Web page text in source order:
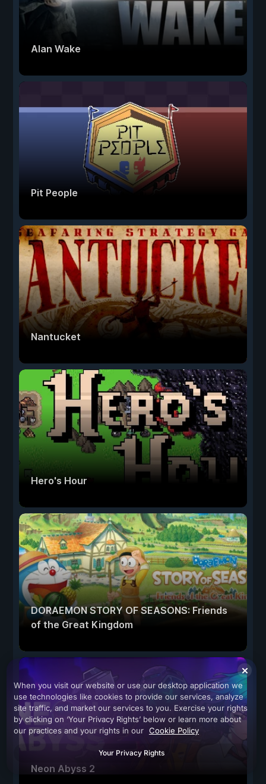
Alan Wake
Pit People
Nantucket
Hero's Hour
DORAEMON STORY OF SEASONS: Friends
of the Great Kingdom
Neon Abyss 2
When you visit our website or use our desktop application we
use technologies like cookies to provide our services, analyze
site traffic, and market our services to you. Exercise your rights
by clicking on ‘Your Privacy Rights’ below or learn more about
our practices and your rights in our Cookie Policy
Your Privacy Rights